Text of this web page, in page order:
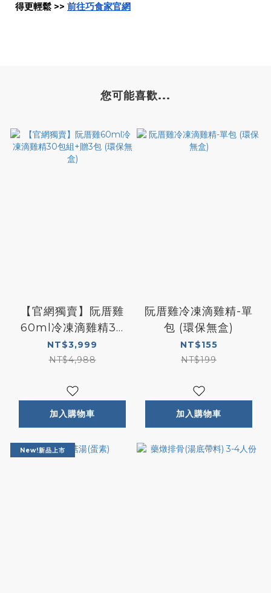
得更輕鬆 >> 前往巧食家官網
您可能喜歡...
【官網獨賣】阮厝雞
60ml冷凍滴雞精30
包組+贈3包 (環保無
盒)
NT$3,999
NT$4,988
加入購物車
阮厝雞冷凍滴雞精-單
包 (環保無盒)
NT$155
NT$199
加入購物車
New!新品上市